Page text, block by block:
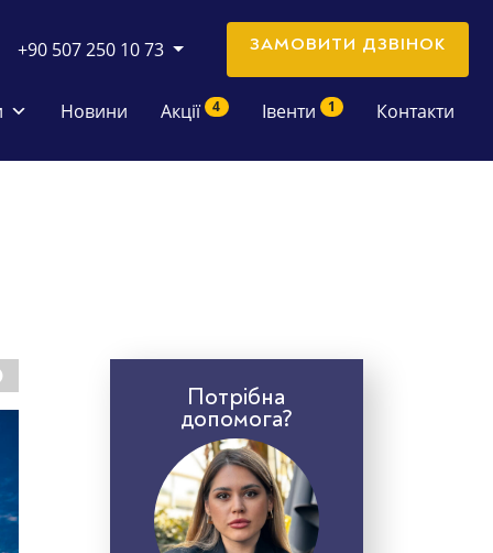
+90 507 250 10 73 ЗАМОВИТИ ДЗВІНОК
Новини Акції 4 Івенти 1 Контакти
Потрібна
допомога?